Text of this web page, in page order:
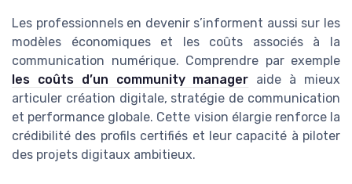
Les professionnels en devenir s’informent aussi sur les
modèles économiques et les coûts associés à la
communication numérique. Comprendre par exemple
les coûts d’un community manager aide à mieux
articuler création digitale, stratégie de communication
et performance globale. Cette vision élargie renforce la
crédibilité des profils certifiés et leur capacité à piloter
des projets digitaux ambitieux.